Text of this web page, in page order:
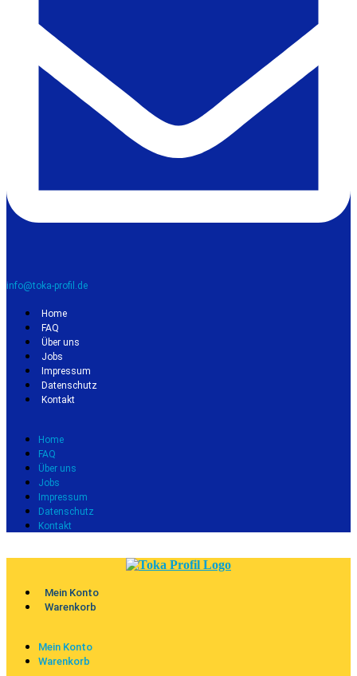
info@toka-profil.de
Home
FAQ
Über uns
Jobs
Impressum
Datenschutz
Kontakt
Home
FAQ
Über uns
Jobs
Impressum
Datenschutz
Kontakt
Mein Konto
Warenkorb
Mein Konto
Warenkorb